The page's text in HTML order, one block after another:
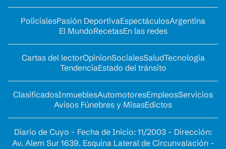
PolicialesPasión DeportivaEspectáculosArgentina
El MundoRecetasEn las redes
Cartas del lectorOpinionSocialesSaludTecnología
TendenciaEstado del tránsito
ClasificadosInmueblesAutomotoresEmpleosServicios
Avisos Fúnebres y MisasEdictos
Diario de Cuyo - Fecha de Inicio: 11/2003 - Dirección:
Av. Alem Sur 1639. Esquina Lateral de Circunvalación -